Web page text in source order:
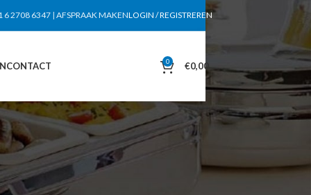
6 2708 6347| AFSPRAAK MAKENLOGIN / REGISTREREN
CONTACT 0 €0,00